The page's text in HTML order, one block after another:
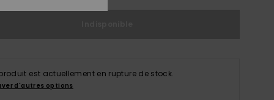
est actuellement en rupture de stock.
d'autres options